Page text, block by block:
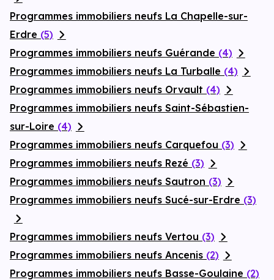
Programmes immobiliers neufs La Chapelle-sur-
Erdre (5)
Programmes immobiliers neufs Guérande (4)
Programmes immobiliers neufs La Turballe (4)
Programmes immobiliers neufs Orvault (4)
Programmes immobiliers neufs Saint-Sébastien-
sur-Loire (4)
Programmes immobiliers neufs Carquefou (3)
Programmes immobiliers neufs Rezé (3)
Programmes immobiliers neufs Sautron (3)
Programmes immobiliers neufs Sucé-sur-Erdre (3)
Programmes immobiliers neufs Vertou (3)
Programmes immobiliers neufs Ancenis (2)
Programmes immobiliers neufs Basse-Goulaine (2)